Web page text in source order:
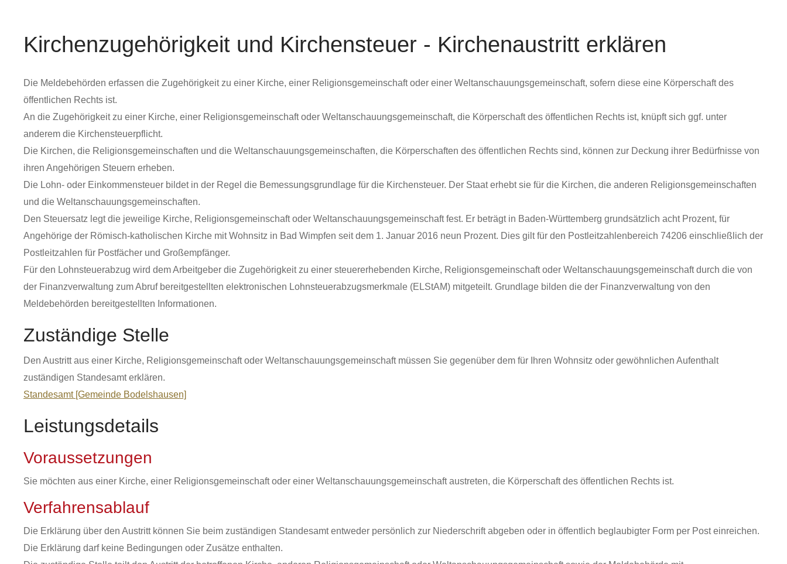
Kirchenzugehörigkeit und Kirchensteuer - Kirchenaustritt erklären
Die Meldebehörden erfassen die Zugehörigkeit zu einer Kirche, einer Religionsgemeinschaft oder einer Weltanschauungsgemeinschaft, sofern diese eine Körperschaft des
öffentlichen Rechts ist.
An die Zugehörigkeit zu einer Kirche, einer Religionsgemeinschaft oder Weltanschauungsgemeinschaft, die Körperschaft des öffentlichen Rechts ist, knüpft sich ggf. unter
anderem die Kirchensteuerpflicht.
Die Kirchen, die Religionsgemeinschaften und die Weltanschauungsgemeinschaften, die Körperschaften des öffentlichen Rechts sind, können zur Deckung ihrer Bedürfnisse von
ihren Angehörigen Steuern erheben.
Die Lohn- oder Einkommensteuer bildet in der Regel die Bemessungsgrundlage für die Kirchensteuer. Der Staat erhebt sie für die Kirchen, die anderen Religionsgemeinschaften
und die Weltanschauungsgemeinschaften.
Den Steuersatz legt die jeweilige Kirche, Religionsgemeinschaft oder Weltanschauungsgemeinschaft fest. Er beträgt in Baden-Württemberg grundsätzlich acht Prozent, für
Angehörige der Römisch-katholischen Kirche mit Wohnsitz in Bad Wimpfen seit dem 1. Januar 2016 neun Prozent. Dies gilt für den Postleitzahlenbereich 74206 einschließlich der
Postleitzahlen für Postfächer und Großempfänger.
Für den Lohnsteuerabzug wird dem Arbeitgeber die Zugehörigkeit zu einer steuererhebenden Kirche, Religionsgemeinschaft oder Weltanschauungsgemeinschaft durch die von
der Finanzverwaltung zum Abruf bereitgestellten elektronischen Lohnsteuerabzugsmerkmale (ELStAM) mitgeteilt. Grundlage bilden die der Finanzverwaltung von den
Meldebehörden bereitgestellten Informationen.
Zuständige Stelle
Den Austritt aus einer Kirche, Religionsgemeinschaft oder Weltanschauungsgemeinschaft müssen Sie gegenüber dem für Ihren Wohnsitz oder gewöhnlichen Aufenthalt
zuständigen Standesamt erklären.
Standesamt [Gemeinde Bodelshausen]
Leistungsdetails
Voraussetzungen
Sie möchten aus einer Kirche, einer Religionsgemeinschaft oder einer Weltanschauungsgemeinschaft austreten, die Körperschaft des öffentlichen Rechts ist.
Verfahrensablauf
Die Erklärung über den Austritt können Sie beim zuständigen Standesamt entweder persönlich zur Niederschrift abgeben oder in öffentlich beglaubigter Form per Post einreichen.
Die Erklärung darf keine Bedingungen oder Zusätze enthalten.